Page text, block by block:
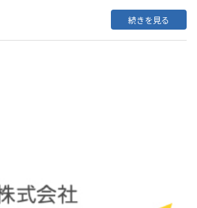
続きを見る